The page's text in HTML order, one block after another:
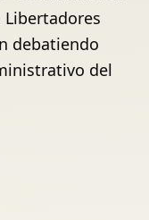
Libertadores
debatiendo
del